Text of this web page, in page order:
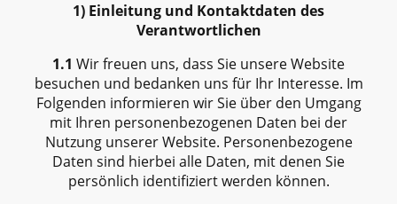
1) Einleitung und Kontaktdaten des
Verantwortlichen
1.1 Wir freuen uns, dass Sie unsere Website
besuchen und bedanken uns für Ihr Interesse. Im
Folgenden informieren wir Sie über den Umgang
mit Ihren personenbezogenen Daten bei der
Nutzung unserer Website. Personenbezogene
Daten sind hierbei alle Daten, mit denen Sie
persönlich identifiziert werden können.